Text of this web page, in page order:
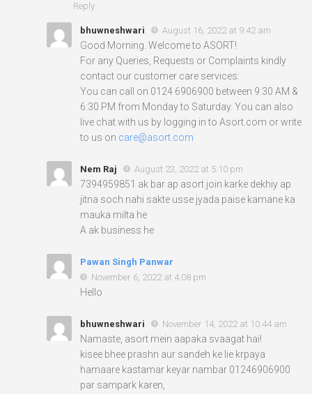
Reply
bhuwneshwari August 16, 2022 at 9:42 am
Good Morning. Welcome to ASORT!
For any Queries, Requests or Complaints kindly
contact our customer care services:
You can call on 0124 6906900 between 9:30 AM &
6:30 PM from Monday to Saturday. You can also
live chat with us by logging in to Asort.com or write
to us on care@asort.com
Nem Raj August 23, 2022 at 5:10 pm
7394959851 ak bar ap asort join karke dekhiy ap
jitna soch nahi sakte usse jyada paise kamane ka
mauka milta he
A ak business he
Pawan Singh Panwar
November 6, 2022 at 4:08 pm
Hello
bhuwneshwari November 14, 2022 at 10:44 am
Namaste, asort mein aapaka svaagat hai!
kisee bhee prashn aur sandeh ke lie krpaya
hamaare kastamar keyar nambar 01246906900
par sampark karen,